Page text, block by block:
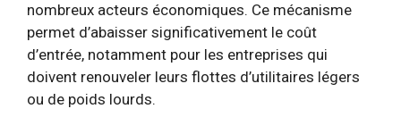
nombreux acteurs économiques. Ce mécanisme
permet d’abaisser significativement le coût
d’entrée, notamment pour les entreprises qui
doivent renouveler leurs flottes d’utilitaires légers
ou de poids lourds.